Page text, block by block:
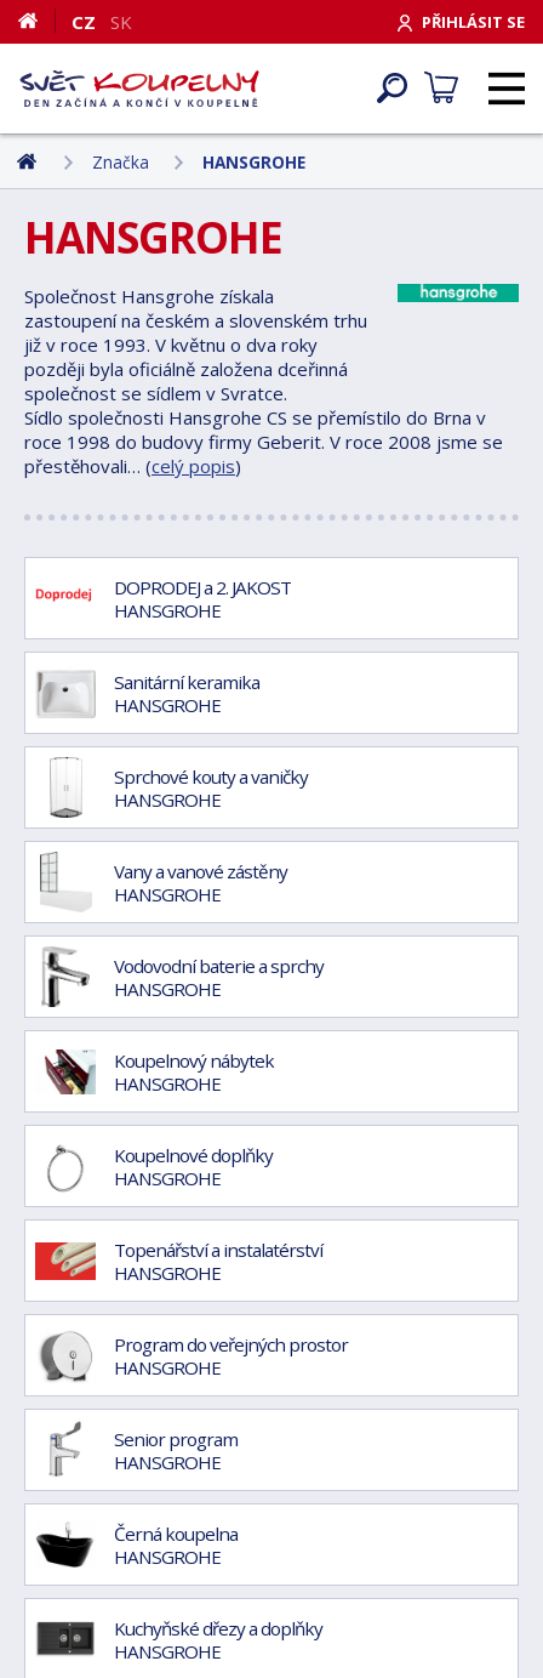
PŘIHLÁSIT SE
CZ SK
Značka HANSGROHE
HANSGROHE
Společnost Hansgrohe získala
zastoupení na českém a slovenském trhu
již v roce 1993. V květnu o dva roky
později byla oficiálně založena dceřinná
společnost se sídlem v Svratce.
Sídlo společnosti Hansgrohe CS se přemístilo do Brna v
roce 1998 do budovy firmy Geberit. V roce 2008 jsme se
přestěhovali… (celý popis)
DOPRODEJ a 2. JAKOST
HANSGROHE
Sanitární keramika
HANSGROHE
Sprchové kouty a vaničky
HANSGROHE
Vany a vanové zástěny
HANSGROHE
Vodovodní baterie a sprchy
HANSGROHE
Koupelnový nábytek
HANSGROHE
Koupelnové doplňky
HANSGROHE
Topenářství a instalatérství
HANSGROHE
Program do veřejných prostor
HANSGROHE
Senior program
HANSGROHE
Černá koupelna
HANSGROHE
Kuchyňské dřezy a doplňky
HANSGROHE